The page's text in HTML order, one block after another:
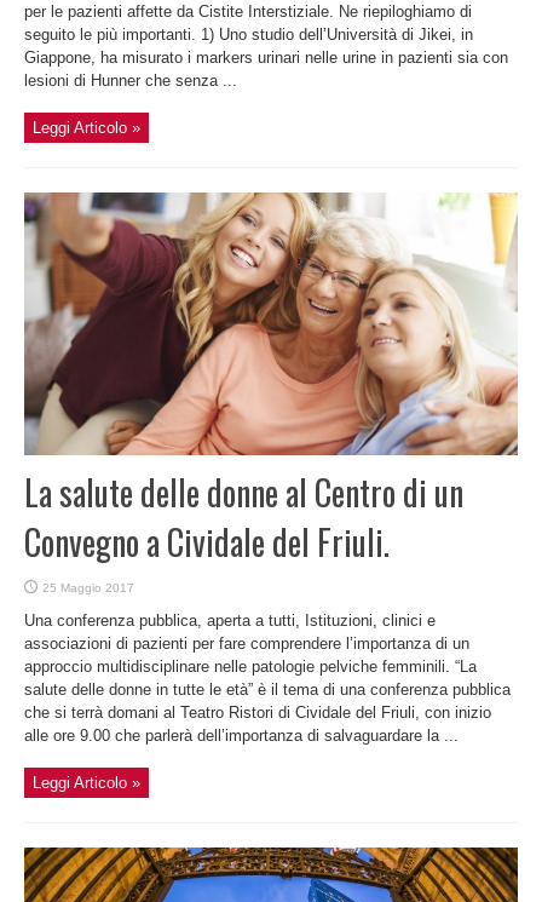
per le pazienti affette da Cistite Interstiziale. Ne riepiloghiamo di
seguito le più importanti. 1) Uno studio dell’Università di Jikei, in
Giappone, ha misurato i markers urinari nelle urine in pazienti sia con
lesioni di Hunner che senza ...
Leggi Articolo »
La salute delle donne al Centro di un
Convegno a Cividale del Friuli.
25 Maggio 2017
Una conferenza pubblica, aperta a tutti, Istituzioni, clinici e
associazioni di pazienti per fare comprendere l’importanza di un
approccio multidisciplinare nelle patologie pelviche femminili. “La
salute delle donne in tutte le età” è il tema di una conferenza pubblica
che si terrà domani al Teatro Ristori di Cividale del Friuli, con inizio
alle ore 9.00 che parlerà dell’importanza di salvaguardare la ...
Leggi Articolo »